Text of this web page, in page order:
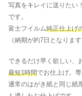
写真をキレイに送りたい
です。
富士フイルム純正仕上げ
（納期が約7日となります
できるだけ早く欲しい、
最短1時間でお仕上げ。
通常のはがき紙と同じ紙